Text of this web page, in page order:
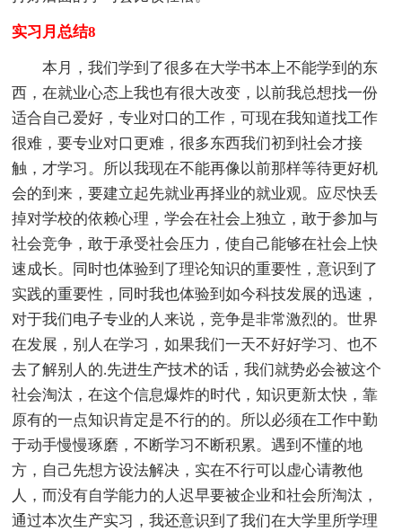
实习月总结8
本月，我们学到了很多在大学书本上不能学到的东
西，在就业心态上我也有很大改变，以前我总想找一份
适合自己爱好，专业对口的工作，可现在我知道找工作
很难，要专业对口更难，很多东西我们初到社会才接
触，才学习。所以我现在不能再像以前那样等待更好机
会的到来，要建立起先就业再择业的就业观。应尽快丢
掉对学校的依赖心理，学会在社会上独立，敢于参加与
社会竞争，敢于承受社会压力，使自己能够在社会上快
速成长。同时也体验到了理论知识的重要性，意识到了
实践的重要性，同时我也体验到如今科技发展的迅速，
对于我们电子专业的人来说，竞争是非常激烈的。世界
在发展，别人在学习，如果我们一天不好好学习、也不
去了解别人的.先进生产技术的话，我们就势必会被这个
社会淘汰，在这个信息爆炸的时代，知识更新太快，靠
原有的一点知识肯定是不行的的。所以必须在工作中勤
于动手慢慢琢磨，不断学习不断积累。遇到不懂的地
方，自己先想方设法解决，实在不行可以虚心请教他
人，而没有自学能力的人迟早要被企业和社会所淘汰，
通过本次生产实习，我还意识到了我们在大学里所学理